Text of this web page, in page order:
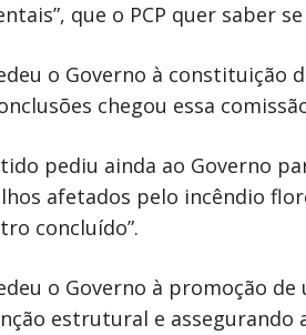
que o PCP quer saber
o Governo à constituição
chegou essa
pediu ainda ao Governo
afetados pelo incêndio
concluído”.
o Governo à promoção
estrutural e assegurando